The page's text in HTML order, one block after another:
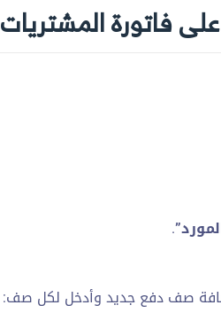
فاتورة المشتريات
.
صف دفع جديد وأدخل لكل صف: